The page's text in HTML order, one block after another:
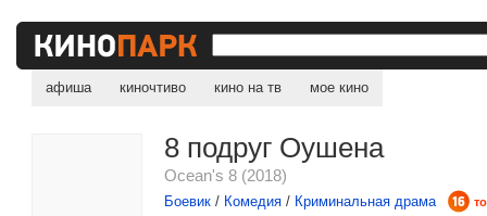
афиша киночтиво кино на тв мое кино
8 подруг Оушена
Ocean's 8 (2018)
Боевик / Комедия / Криминальная драма